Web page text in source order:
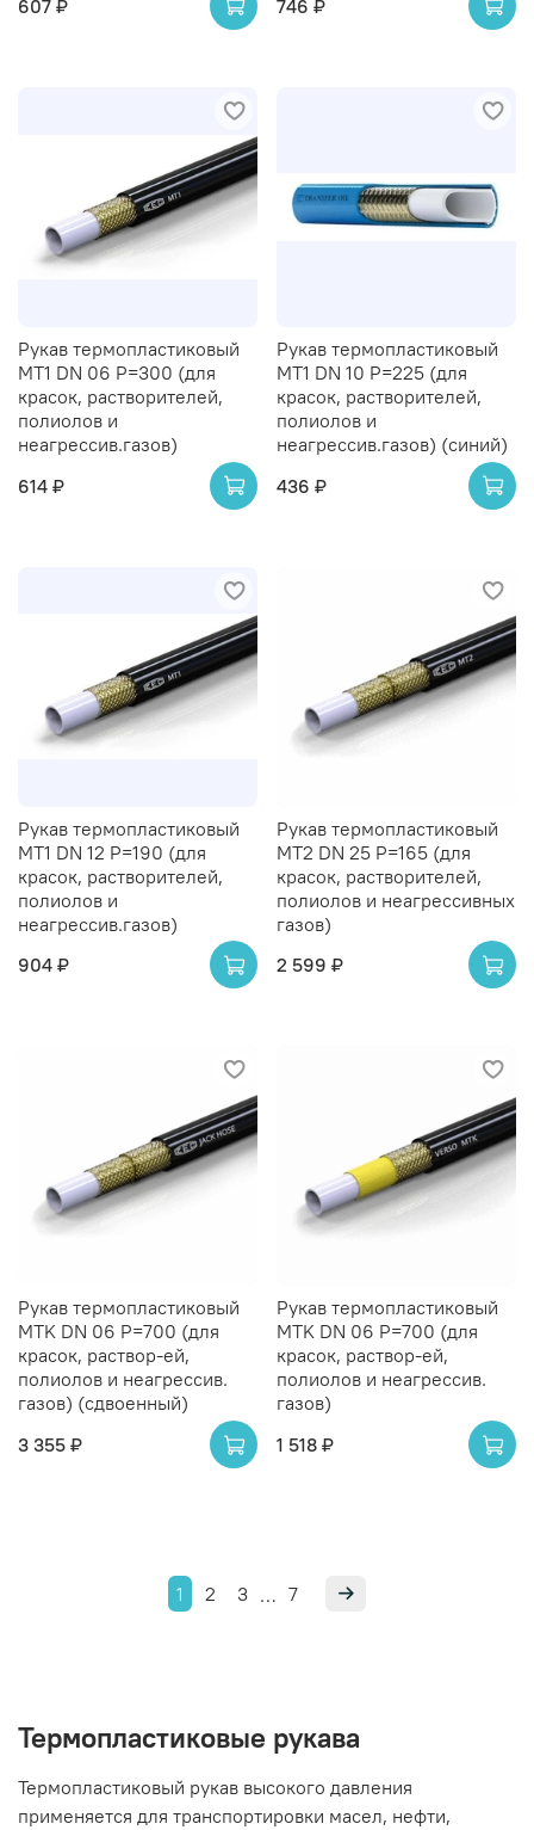
607 ₽ 746 ₽
Рукав термопластиковый
MT1 DN 06 P=300 (для
красок, растворителей,
полиолов и
неагрессив.газов)
614 ₽
Рукав термопластиковый
MT1 DN 10 P=225 (для
красок, растворителей,
полиолов и
неагрессив.газов) (синий)
436 ₽
Рукав термопластиковый
MT1 DN 12 P=190 (для
красок, растворителей,
полиолов и
неагрессив.газов)
904 ₽
Рукав термопластиковый
MT2 DN 25 P=165 (для
красок, растворителей,
полиолов и неагрессивных
газов)
2 599 ₽
Рукав термопластиковый
MTK DN 06 P=700 (для
красок, раствор-ей,
полиолов и неагрессив.
газов) (сдвоенный)
3 355 ₽
Рукав термопластиковый
MTK DN 06 P=700 (для
красок, раствор-ей,
полиолов и неагрессив.
газов)
1 518 ₽
1 2 3 … 7
Термопластиковые рукава
Термопластиковый рукав высокого давления
применяется для транспортировки масел, нефти,